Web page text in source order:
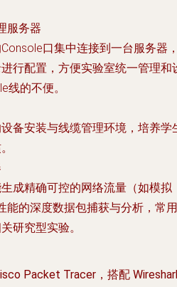
服务器
口集中连接到一台服务器
行配置，方便实验室统一管理和
线的不便。
设备安装与线缆管理环境，培养学
生成精确可控的网络流量（如模拟
能的深度数据包捕获与分析，常用
研究型实验。
Packet Tracer ，搭配